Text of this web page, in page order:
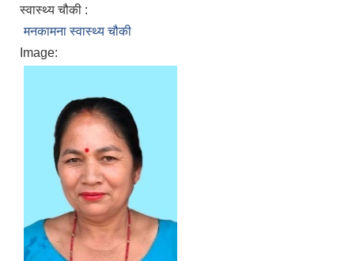
स्वास्थ्य चौकी :
मनकामना स्वास्थ्य चौकी
Image: